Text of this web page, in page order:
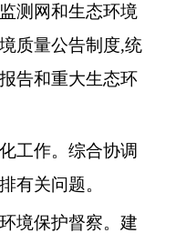
测网和生态环境
质量公告制度,统
告和重大生态环
作。综合协调
有关问题。
保护督察。建